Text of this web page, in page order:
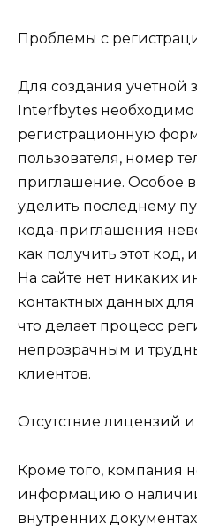
Проблемы с
Для создания учетной
Interfbytes необходимо
регистрационную
пользователя, номер
приглашение. Особое
уделить последнему
кода-приглашения
как получить этот код,
На сайте нет никаких
контактных данных
что делает процесс
непрозрачным и
клиентов.
Отсутствие лицензий
Кроме того, компания
информацию о
внутренних